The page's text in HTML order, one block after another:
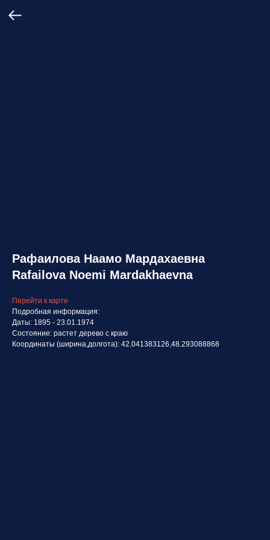
Рафаилова Наамо Мардахаевна
Rafailova Noemi Mardakhaevna
Перейти к карте
Подробная информация:
Даты: 1895 - 23.01.1974
Состояние: растет дерево с краю
Координаты (ширина,долгота): 42.041383126,48.293088868